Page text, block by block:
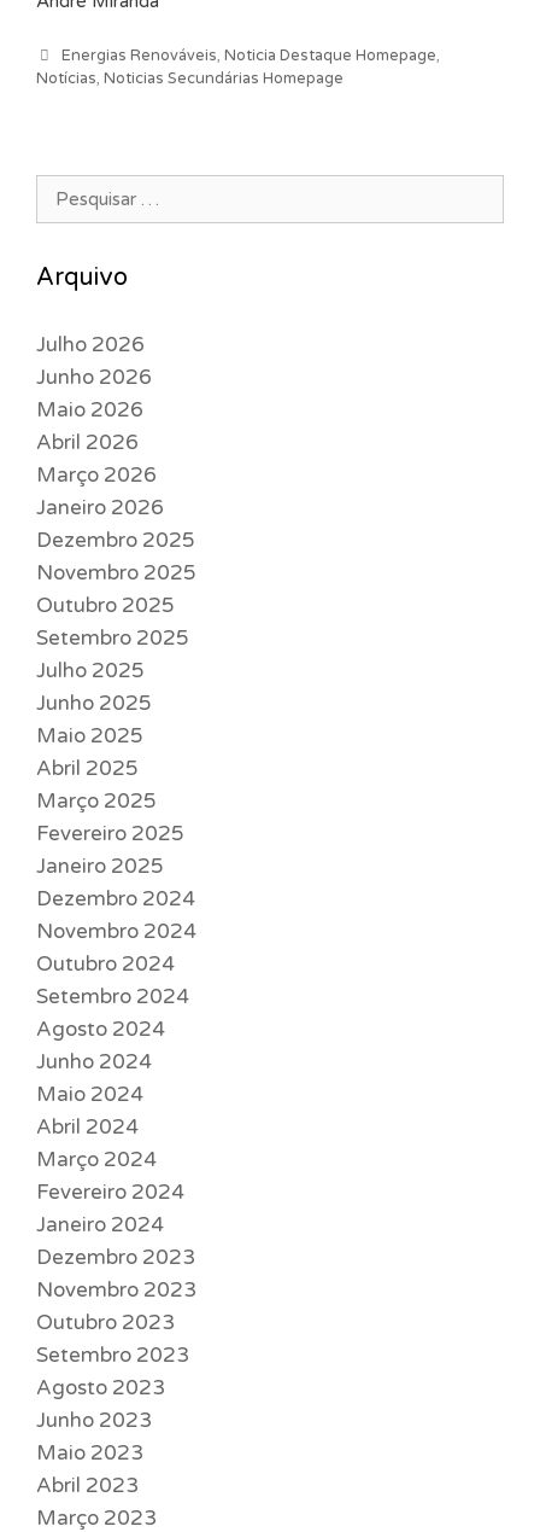
Categorias
Energias Renováveis, Noticia Destaque Homepage,
Notícias, Noticias Secundárias Homepage
Pesquisar por:
Arquivo
Julho 2026
Junho 2026
Maio 2026
Abril 2026
Março 2026
Janeiro 2026
Dezembro 2025
Novembro 2025
Outubro 2025
Setembro 2025
Julho 2025
Junho 2025
Maio 2025
Abril 2025
Março 2025
Fevereiro 2025
Janeiro 2025
Dezembro 2024
Novembro 2024
Outubro 2024
Setembro 2024
Agosto 2024
Junho 2024
Maio 2024
Abril 2024
Março 2024
Fevereiro 2024
Janeiro 2024
Dezembro 2023
Novembro 2023
Outubro 2023
Setembro 2023
Agosto 2023
Junho 2023
Maio 2023
Abril 2023
Março 2023